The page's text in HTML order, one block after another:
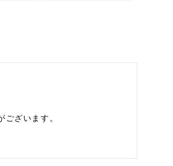
ざいます。